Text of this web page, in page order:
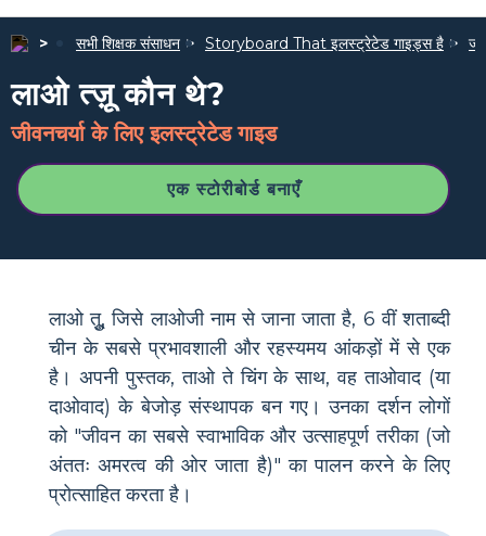
सभी शिक्षक संसाधन Storyboard That इलस्ट्रेटेड गाइड्स है
लाओ त्ज़ू कौन थे?
जीवनचर्या के लिए इलस्ट्रेटेड गाइड
एक स्टोरीबोर्ड बनाएँ
लाओ तुू, जिसे लाओजी नाम से जाना जाता है, 6 वीं शताब्दी
चीन के सबसे प्रभावशाली और रहस्यमय आंकड़ों में से एक
है। अपनी पुस्तक, ताओ ते चिंग के साथ, वह ताओवाद (या
दाओवाद) के बेजोड़ संस्थापक बन गए। उनका दर्शन लोगों
को "जीवन का सबसे स्वाभाविक और उत्साहपूर्ण तरीका (जो
अंततः अमरत्व की ओर जाता है)" का पालन करने के लिए
प्रोत्साहित करता है।